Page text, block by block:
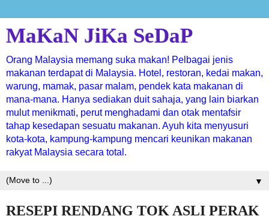
MaKaN JiKa SeDaP
Orang Malaysia memang suka makan! Pelbagai jenis
makanan terdapat di Malaysia. Hotel, restoran, kedai makan,
warung, mamak, pasar malam, pendek kata makanan di
mana-mana. Hanya sediakan duit sahaja, yang lain biarkan
mulut menikmati, perut menghadami dan otak mentafsir
tahap kesedapan sesuatu makanan. Ayuh kita menyusuri
kota-kota, kampung-kampung mencari keunikan makanan
rakyat Malaysia secara total.
▼
RESEPI RENDANG TOK ASLI PERAK